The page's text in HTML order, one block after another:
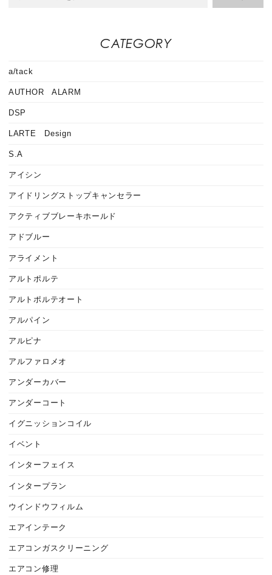
CATEGORY
a/tack
AUTHOR ALARM
DSP
LARTE Design
S.A
アイシン
アイドリングストップキャンセラー
アクティブブレーキホールド
アドブルー
アライメント
アルトポルテ
アルトポルテオート
アルパイン
アルピナ
アルファロメオ
アンダーカバー
アンダーコート
イグニッションコイル
イベント
インターフェイス
インタープラン
ウインドウフィルム
エアインテーク
エアコンガスクリーニング
エアコン修理